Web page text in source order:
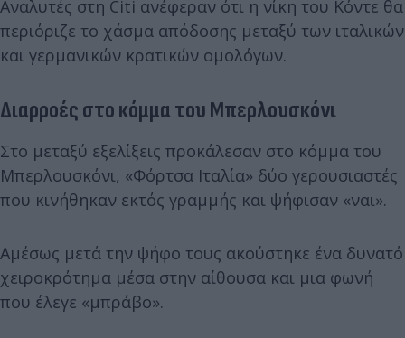
Αναλυτές στη Citi ανέφεραν ότι η νίκη του Κόντε θα
περιόριζε το χάσμα απόδοσης μεταξύ των ιταλικών
και γερμανικών κρατικών ομολόγων.
Διαρροές στο κόμμα του Μπερλουσκόνι
Στο μεταξύ εξελίξεις προκάλεσαν στο κόμμα του
Μπερλουσκόνι, «Φόρτσα Ιταλία» δύο γερουσιαστές
που κινήθηκαν εκτός γραμμής και ψήφισαν «ναι».
Αμέσως μετά την ψήφο τους ακούστηκε ένα δυνατό
χειροκρότημα μέσα στην αίθουσα και μια φωνή
που έλεγε «μπράβο».